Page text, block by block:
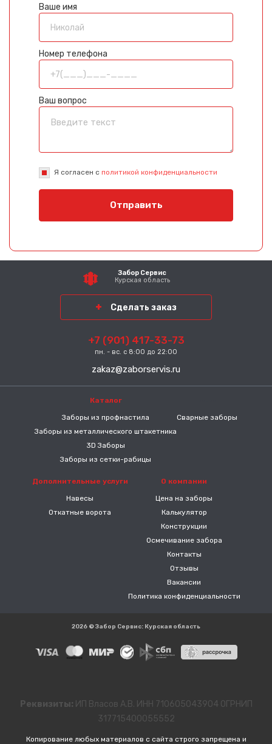
Ваше имя
Номер телефона
Ваш вопрос
Я согласен с политикой конфиденциальности
Отправить
Забор Сервис
Курская область
Сделать заказ
+7 (901) 417-33-73
пн. - вс. с 8:00 до 22:00
zakaz@zaborservis.ru
Каталог
Заборы из профнастила
Заборы из металлического штакетника
3D Заборы
Заборы из сетки-рабицы
Сварные заборы
Дополнительные услуги
Навесы
Откатные ворота
О компании
Цена на заборы
Калькулятор
Конструкции
Осмечивание забора
Контакты
Отзывы
Вакансии
Политика конфиденциальности
2026 © Забор Сервис: Курская область
Реквизиты: ИП Власов А.В. ИНН 710605043904 ОГРНИП
317715400055552
Копирование любых материалов с сайта строго запрещена и